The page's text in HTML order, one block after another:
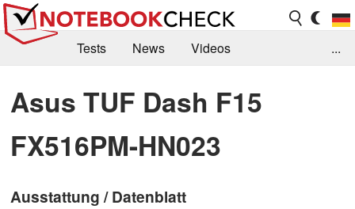
Tests News
Videos
Kaufberatung
Deals Suche
Jobs
Forum
...
Asus TUF Dash F15
FX516PM-HN023
Ausstattung / Datenblatt